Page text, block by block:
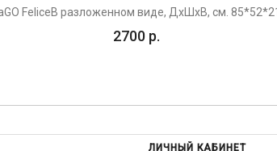
FeliceВ разложенном виде, ДхШхВ, см.
2700 р.
ЛИЧНЫЙ КАБИНЕТ